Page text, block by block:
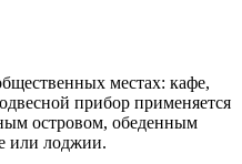
местах: кафе,
прибор применяется
островом, обеденным
или лоджии.